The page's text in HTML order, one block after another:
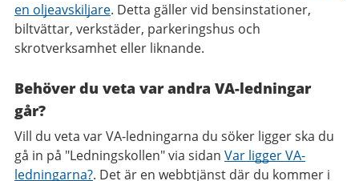
en oljeavskiljare. Detta gäller vid bensinstationer,
biltvättar, verkstäder, parkeringshus och
skrotverksamhet eller liknande.
Behöver du veta var andra VA-ledningar
går?
Vill du veta var VA-ledningarna du söker ligger ska du
gå in på "Ledningskollen" via sidan Var ligger VA-
ledningarna?. Det är en webbtjänst där du kommer i